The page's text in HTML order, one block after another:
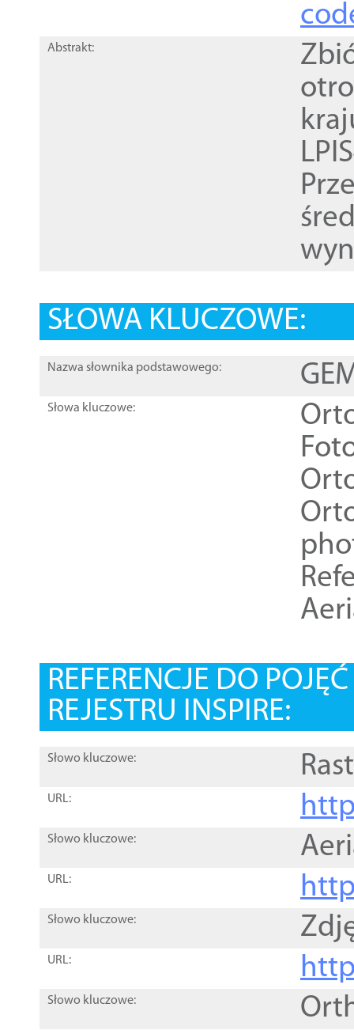
Abstrakt:
SŁOWA KLUCZOWE:
Nazwa słownika podstawowego:
Słowa kluczowe:
REFERENCJE DO
REJESTRU INSPIRE:
Słowo kluczowe:
URL:
Słowo kluczowe:
URL:
Słowo kluczowe:
URL:
Słowo kluczowe: